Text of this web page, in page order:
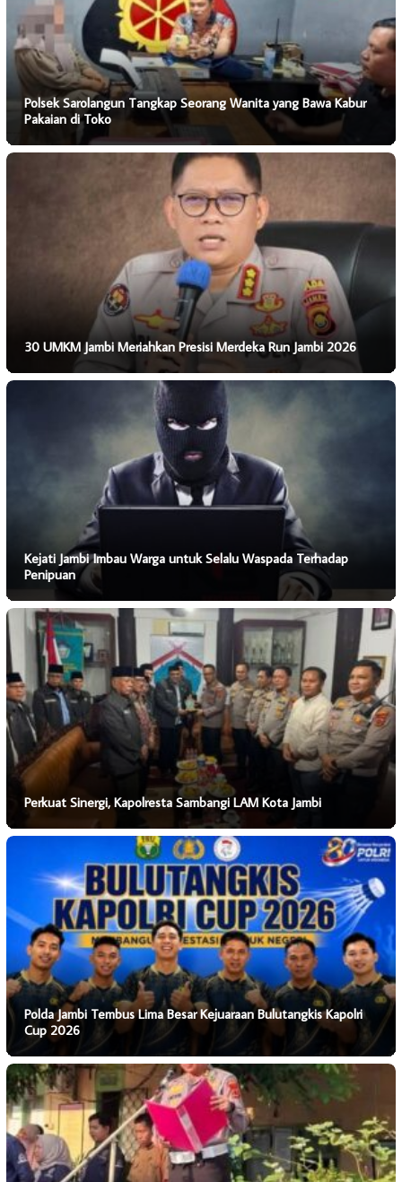
Polsek Sarolangun Tangkap Seorang Wanita yang Bawa Kabur
Pakaian di Toko
30 UMKM Jambi Meriahkan Presisi Merdeka Run Jambi 2026
Kejati Jambi Imbau Warga untuk Selalu Waspada Terhadap
Penipuan
Perkuat Sinergi, Kapolresta Sambangi LAM Kota Jambi
Polda Jambi Tembus Lima Besar Kejuaraan Bulutangkis Kapolri
Cup 2026